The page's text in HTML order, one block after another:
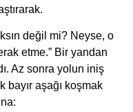
değil mi? Neyse, o
etme.” Bir yandan
Az sonra yolun iniş
bayır aşağı koşmak